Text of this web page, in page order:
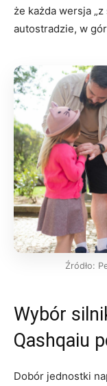
że każda wersja
autostradzie, w
Źródło:
Wybór
Qashqaiu
Dobór jednostki